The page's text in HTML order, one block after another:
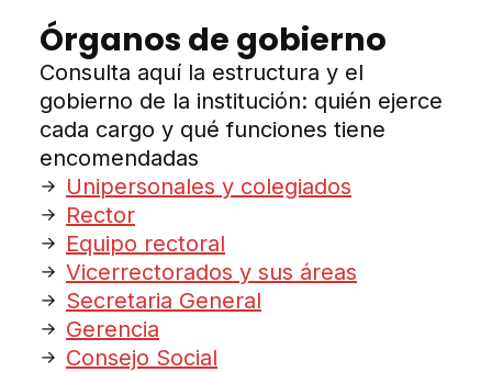
Órganos de gobierno
Consulta aquí la estructura y el
gobierno de la institución: quién ejerce
cada cargo y qué funciones tiene
encomendadas
Unipersonales y colegiados
Rector
Equipo rectoral
Vicerrectorados y sus áreas
Secretaria General
Gerencia
Consejo Social